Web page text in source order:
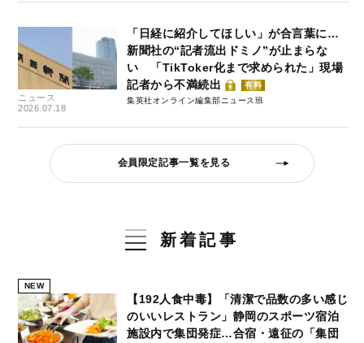
ニュース
2026.07.18
「日経に紹介してほしい」が合言葉に…
新聞社の“記者流出ドミノ”が止まらな
い 「TikToker化まで求められた」現場
記者から不満続出
有料
集英社オンライン編集部ニュース班
会員限定記事一覧を見る
新着記事
NEW
【192人食中毒】「清潔で品数の多い感じ
のいいレストラン」静岡のスポーツ宿泊
施設内で集団発症…合宿・遠征の「集団